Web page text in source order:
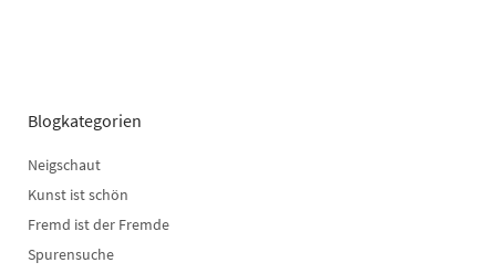
Blogkategorien
Neigschaut
Kunst ist schön
Fremd ist der Fremde
Spurensuche